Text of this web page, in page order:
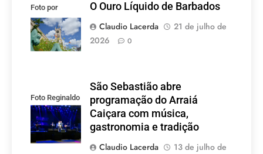
Foto por
divulgação
O Ouro Líquido de Barbados
Claudio Lacerda
21 de julho de
2026
0
Foto Reginaldo
Pupo
São Sebastião abre
programação do Arraiá
Caiçara com música,
gastronomia e tradição
Claudio Lacerda
13 de julho de